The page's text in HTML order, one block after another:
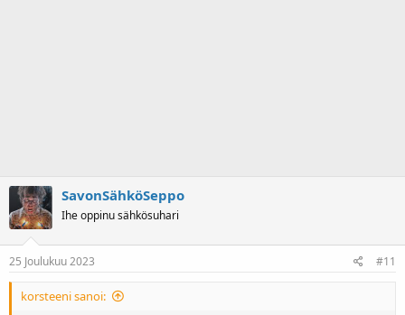
SavonSähköSeppo
Ihe oppinu sähkösuhari
25 Joulukuu 2023 #11
korsteeni sanoi: